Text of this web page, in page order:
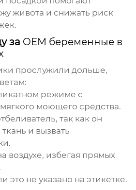
живота и снижать риск
за OEM беременные в
прослужили дольше,
режиме с
моющего средства.
так как он
и вызвать
воздухе, избегая прямых
это не указано на этикетке.